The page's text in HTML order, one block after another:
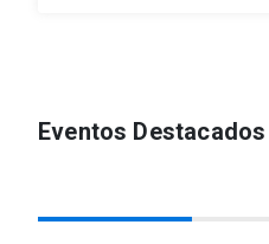
Eventos Destacados